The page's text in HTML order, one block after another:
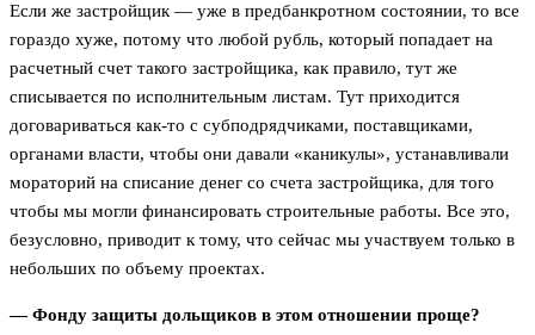
Если же застройщик — уже в предбанкротном состоянии, то все
гораздо хуже, потому что любой рубль, который попадает на
расчетный счет такого застройщика, как правило, тут же
списывается по исполнительным листам. Тут приходится
договариваться как-то с субподрядчиками, поставщиками,
органами власти, чтобы они давали «каникулы», устанавливали
мораторий на списание денег со счета застройщика, для того
чтобы мы могли финансировать строительные работы. Все это,
безусловно, приводит к тому, что сейчас мы участвуем только в
небольших по объему проектах.
— Фонду защиты дольщиков в этом отношении проще?